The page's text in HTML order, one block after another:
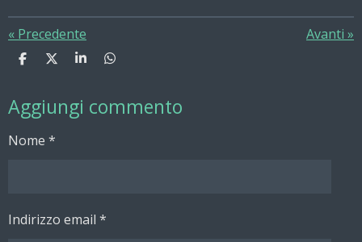
« Precedente Avanti »
C
d
i
i
C
d
i
i
C
d
i
C
d
i
Aggiungi commento
Nome *
Indirizzo email *